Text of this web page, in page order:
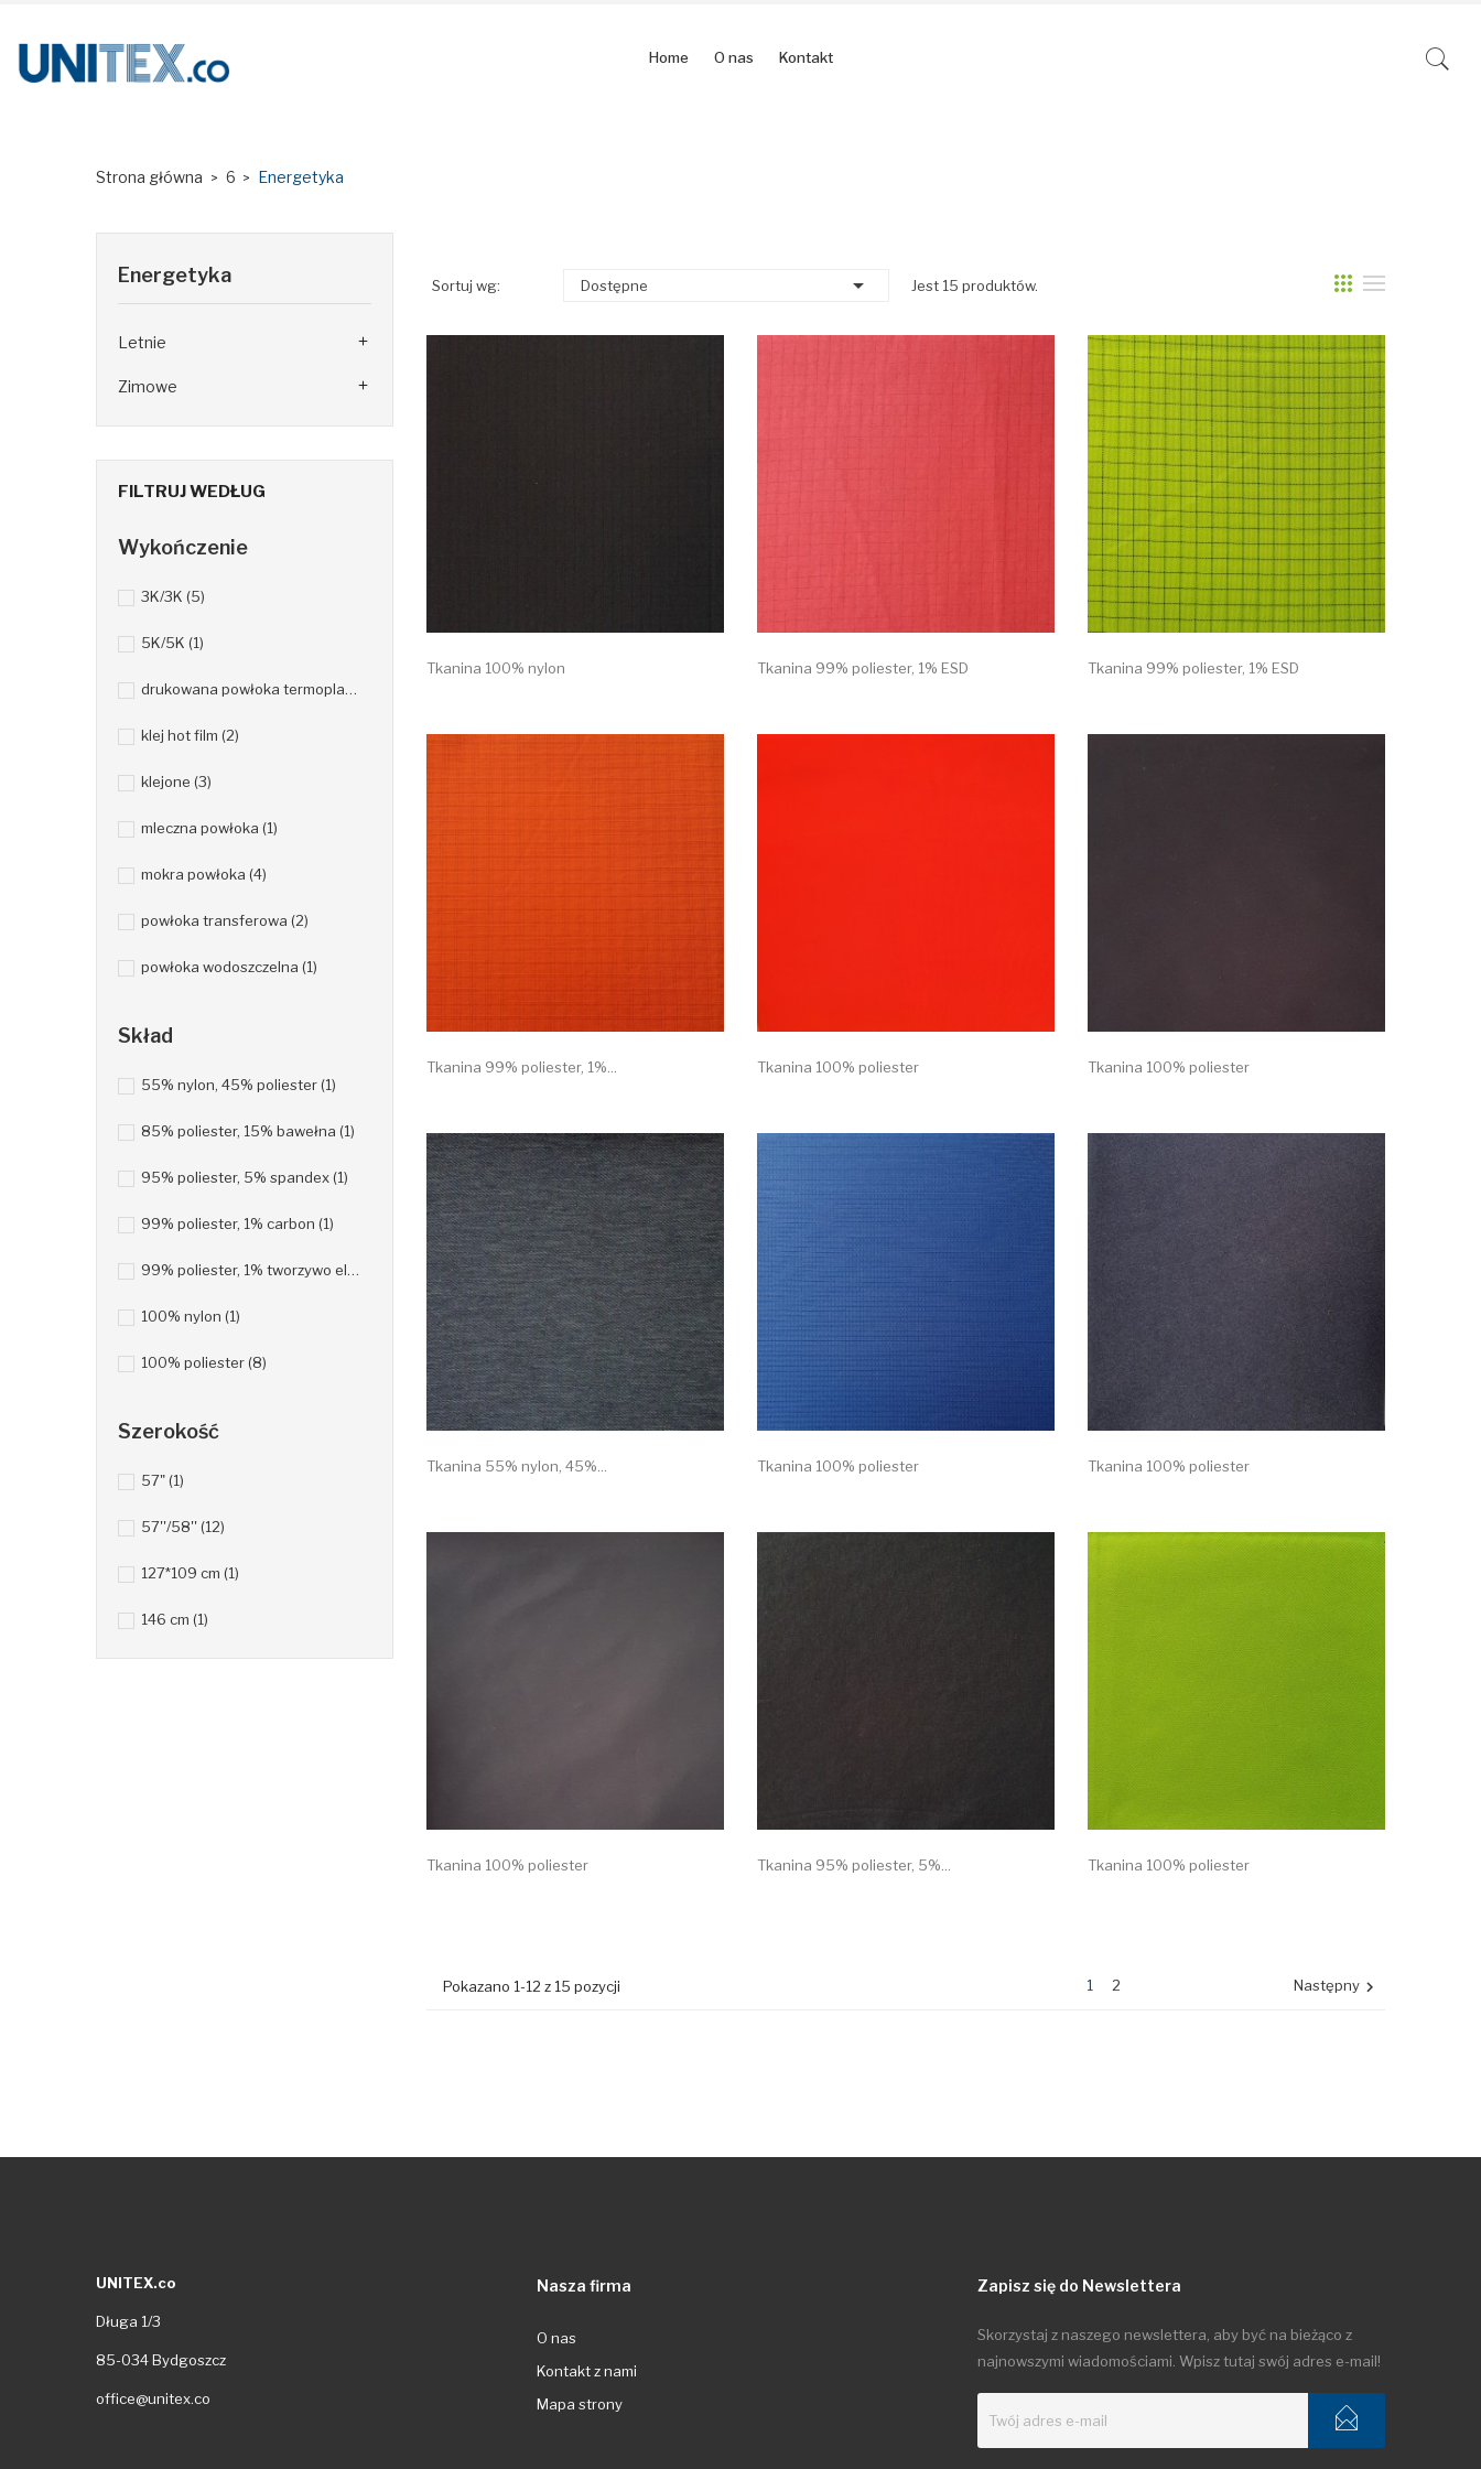
Home O nas Kontakt
Strona główna 6 Energetyka
Energetyka
Letnie 
Zimowe 
FILTRUJ WEDŁUG
Wykończenie
3K/3K (5)
5K/5K (1)
drukowana powłoka termoplastyczna
klej hot film (2)
klejone (3)
mleczna powłoka (1)
mokra powłoka (4)
powłoka transferowa (2)
powłoka wodoszczelna (1)
Skład
55% nylon, 45% poliester (1)
85% poliester, 15% bawełna (1)
95% poliester, 5% spandex (1)
99% poliester, 1% carbon (1)
99% poliester, 1% tworzywo elektrostatyczne (2)
100% nylon (1)
100% poliester (8)
Szerokość
57" (1)
57''/58'' (12)
127*109 cm (1)
146 cm (1)
Sortuj wg: Dostępne  Jest 15 produktów.
Tkanina 100% nylon Tkanina 99% poliester, 1% ESD Tkanina 99% poliester, 1% ESD
Tkanina 99% poliester, 1%... Tkanina 100% poliester Tkanina 100% poliester
Tkanina 55% nylon, 45%... Tkanina 100% poliester Tkanina 100% poliester
Tkanina 100% poliester Tkanina 95% poliester, 5%... Tkanina 100% poliester
Pokazano 1-12 z 15 pozycji 1 2 Następny
UNITEX.co
Długa 1/3
85-034 Bydgoszcz
office@unitex.co
Nasza firma
O nas
Kontakt z nami
Mapa strony
Zapisz się do Newslettera
Skorzystaj z naszego newslettera, aby być na bieżąco z
najnowszymi wiadomościami. Wpisz tutaj swój adres e-mail!